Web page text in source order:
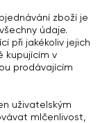
zboží je
údaje.
při jakékoliv jejich
kupujícím v
prodávajícím
uživatelským
mlčenlivost,